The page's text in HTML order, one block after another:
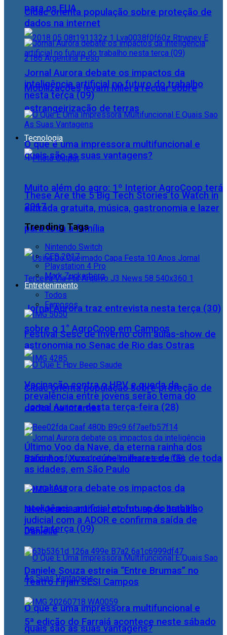
para os EUA
Mobilizações levam Milei a recuar sobre
estrangeirização de terras
Tecnologia
Muito além do agro: 1º Interior AgroCoop terá
entrada gratuita, música, gastronomia e lazer
para toda a família
Jornal Aurora traz entrevista nesta terça (30)
sobre o 1° AgroCoop em Campos
Cidac orienta população sobre proteção de
dados na internet
Jornal Aurora debate os impactos da
inteligência artificial no futuro do trabalho
nesta terça (09)
O que é uma impressora multifuncional e
quais são as suas vantagens?
Cidac orienta população sobre proteção de
dados na internet
Jornal Aurora debate os impactos da
inteligência artificial no futuro do trabalho
nesta terça (09)
O que é uma impressora multifuncional e
quais são as suas vantagens?
These Are the 5 Big Tech Stories to Watch in
2017
Trending Tags
Nintendo Switch
CES 2017
Playstation 4 Pro
Mark Zuckerberg
Entretenimento
Todos
Famosos
Festival Sesc de Inverno com aulas-show de
astronomia no Senac de Rio das Ostras
Vacinação contra o HPV e queda da
prevalência entre jovens serão tema do
Jornal Aurora desta terça-feira (28)
Último Voo da Nave, da eterna rainha dos
Baixinhos, Xuxa reúne milhares de fãs de toda
as idades, em São Paulo
NewJeans anuncia retorno após batalha
judicial com a ADOR e confirma saída de
Danielle
Daniele Souza estreia “Entre Brumas” no
Teatro Firjan SESI Campos
5ª edição do Farraiá acontece neste sábado